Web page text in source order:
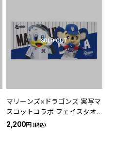
SOLD OUT
マリーンズ×ドラゴンズ 実写マ
スコットコラボ フェイスタオ
ル
2,200円（税込）